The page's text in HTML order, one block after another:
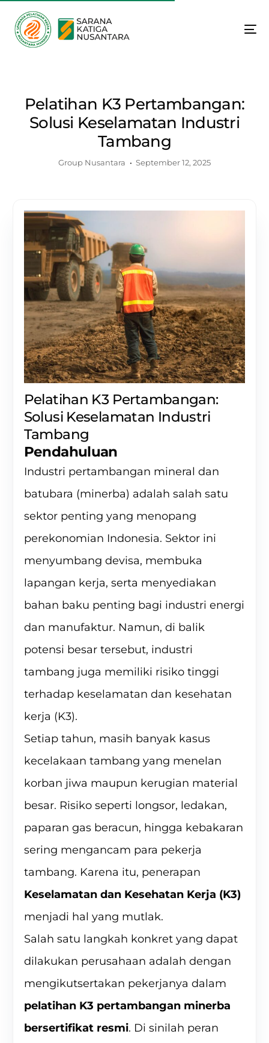
Pelatihan K3 Pertambangan:
Solusi Keselamatan Industri
Tambang
Group Nusantara September 12, 2025
Pelatihan K3 Pertambangan:
Solusi Keselamatan Industri
Tambang
Pendahuluan
Industri pertambangan mineral dan
batubara (minerba) adalah salah satu
sektor penting yang menopang
perekonomian Indonesia. Sektor ini
menyumbang devisa, membuka
lapangan kerja, serta menyediakan
bahan baku penting bagi industri energi
dan manufaktur. Namun, di balik
potensi besar tersebut, industri
tambang juga memiliki risiko tinggi
terhadap keselamatan dan kesehatan
kerja (K3).
Setiap tahun, masih banyak kasus
kecelakaan tambang yang menelan
korban jiwa maupun kerugian material
besar. Risiko seperti longsor, ledakan,
paparan gas beracun, hingga kebakaran
sering mengancam para pekerja
tambang. Karena itu, penerapan
Keselamatan dan Kesehatan Kerja (K3)
menjadi hal yang mutlak.
Salah satu langkah konkret yang dapat
dilakukan perusahaan adalah dengan
mengikutsertakan pekerjanya dalam
pelatihan K3 pertambangan minerba
bersertifikat resmi. Di sinilah peran